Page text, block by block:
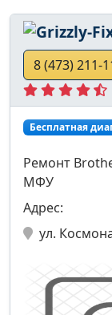
8 (473) 211-
Бесплатная
Ремонт
МФУ
Адрес:
ул.